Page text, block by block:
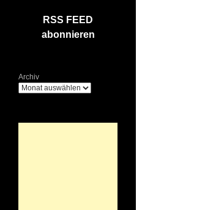
RSS FEED
abonnieren
Archiv